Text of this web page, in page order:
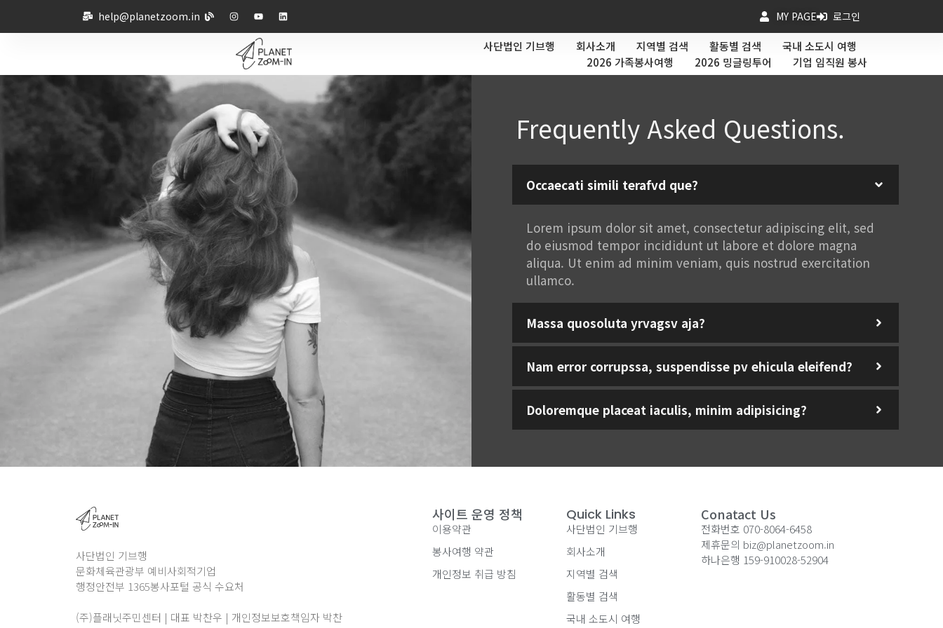
help@planetzoom.in 로그인
MY PAGE
사단법인 기브행 회사소개 지역별 검색 활동별 검색
국내 소도시 여행
2026 가족봉사여행
2026 밍글링투어 기업 임직원 봉사
Frequently Asked Questions.
Occaecati simili terafvd que?
Lorem ipsum dolor sit amet, consectetur adipiscing elit, sed
do eiusmod tempor incididunt ut labore et dolore magna
aliqua. Ut enim ad minim veniam, quis nostrud exercitation
ullamco.
Massa quosoluta yrvagsv aja?
Nam error corrupssa, suspendisse pv ehicula eleifend?
Doloremque placeat iaculis, minim adipisicing?
사단법인 기브행
문화체육관광부 예비사회적기업
행정안전부 1365봉사포털 공식 수요처
(주)플래닛주민센터 | 대표 박찬우 | 개인정보보호책임자 박찬
사이트 운영 정책
이용약관
봉사여행 약관
개인정보 취급 방침
Quick Links
사단법인 기브행
회사소개
지역별 검색
활동별 검색
국내 소도시 여행
Conatact Us
전화번호 070-8064-6458
제휴문의 biz@planetzoom.in
하나은행 159-910028-52904